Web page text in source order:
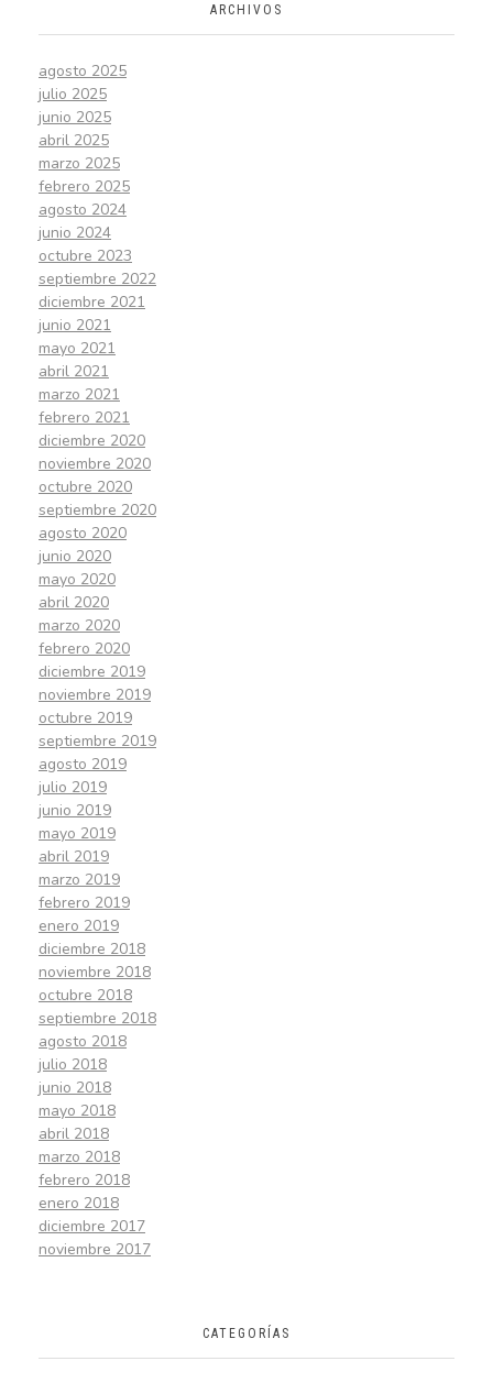
ARCHIVOS
agosto 2025
julio 2025
junio 2025
abril 2025
marzo 2025
febrero 2025
agosto 2024
junio 2024
octubre 2023
septiembre 2022
diciembre 2021
junio 2021
mayo 2021
abril 2021
marzo 2021
febrero 2021
diciembre 2020
noviembre 2020
octubre 2020
septiembre 2020
agosto 2020
junio 2020
mayo 2020
abril 2020
marzo 2020
febrero 2020
diciembre 2019
noviembre 2019
octubre 2019
septiembre 2019
agosto 2019
julio 2019
junio 2019
mayo 2019
abril 2019
marzo 2019
febrero 2019
enero 2019
diciembre 2018
noviembre 2018
octubre 2018
septiembre 2018
agosto 2018
julio 2018
junio 2018
mayo 2018
abril 2018
marzo 2018
febrero 2018
enero 2018
diciembre 2017
noviembre 2017
CATEGORÍAS